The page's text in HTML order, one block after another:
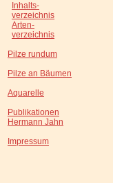
Inhalts-
verzeichnis
Arten-
verzeichnis
Pilze rundum
Pilze an Bäumen
Aquarelle
Publikationen
Hermann Jahn
Impressum